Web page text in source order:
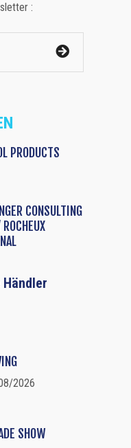
:
PRODUCTS
CONSULTING
2026
SHOW